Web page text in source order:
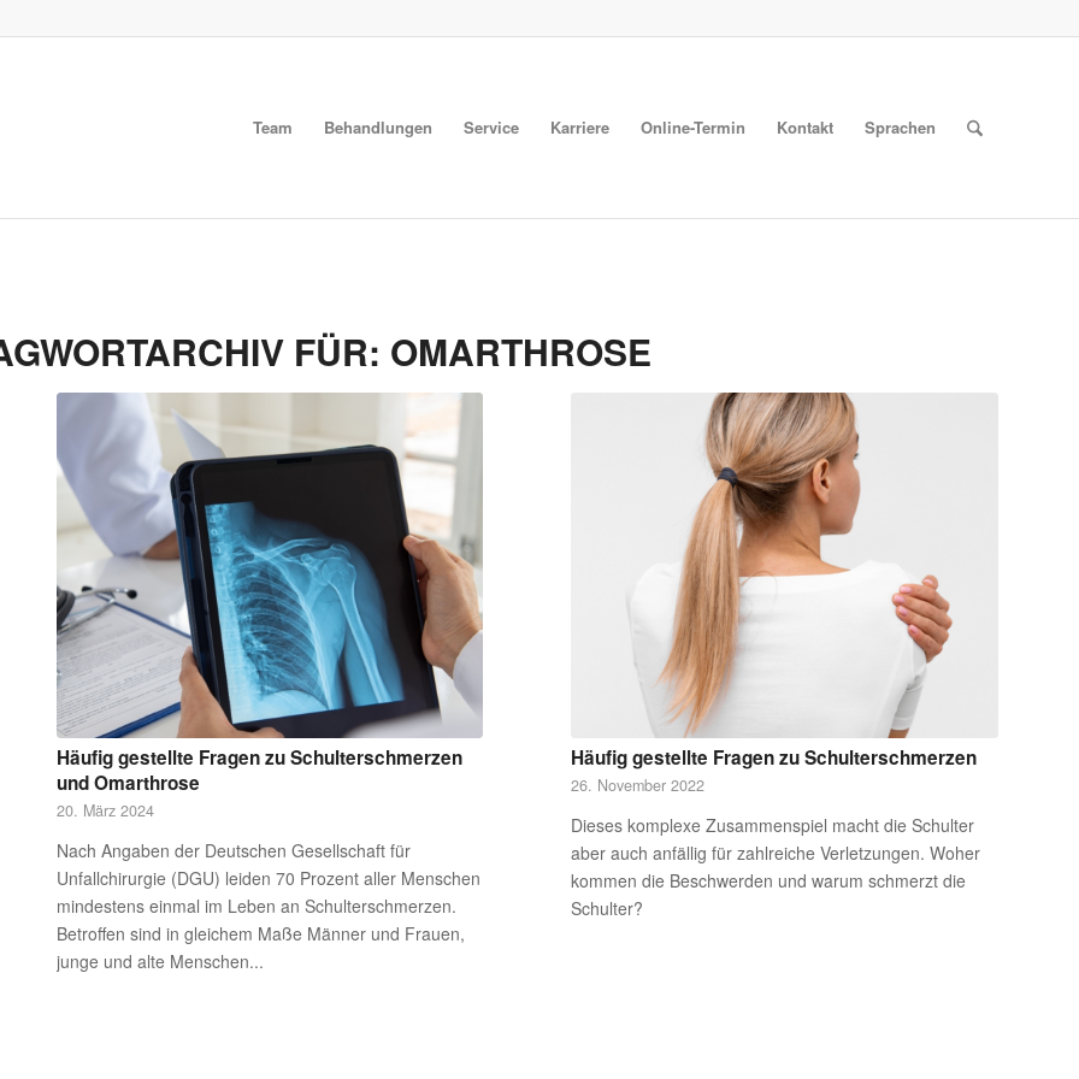
Team Behandlungen Service Karriere Online-Termin Kontakt Sprachen
FÜR: OMARTHROSE
Häufig gestellte Fragen zu Schulterschmerzen
und Omarthrose
20. März 2024
Nach Angaben der Deutschen Gesellschaft für
Unfallchirurgie (DGU) leiden 70 Prozent aller Menschen
mindestens einmal im Leben an Schulterschmerzen.
Betroffen sind in gleichem Maße Männer und Frauen,
junge und alte Menschen...
Häufig gestellte Fragen zu Schulterschmerzen
26. November 2022
Dieses komplexe Zusammenspiel macht die Schulter
aber auch anfällig für zahlreiche Verletzungen. Woher
kommen die Beschwerden und warum schmerzt die
Schulter?